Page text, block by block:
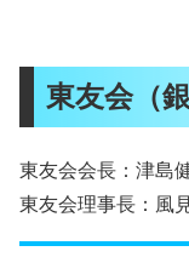
東友会（
東友会会長：津島
東友会理事長：風